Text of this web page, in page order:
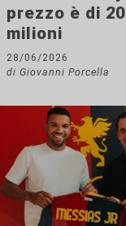
prezzo è di 20
milioni
28/06/2026
di Giovanni Porcella